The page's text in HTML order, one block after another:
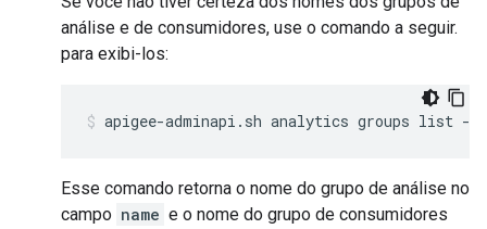
análise e de consumidores, use o comando a seguir.
para exibi-los:
apigee-adminapi.sh analytics groups list --
Esse comando retorna o nome do grupo de análise no
campo name e o nome do grupo de consumidores